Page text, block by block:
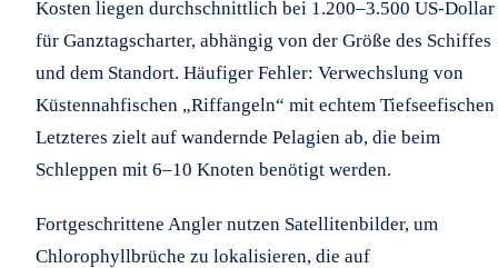
Kosten liegen durchschnittlich bei 1.200–3.500 US-Dollar
für Ganztagscharter, abhängig von der Größe des Schiffes
und dem Standort. Häufiger Fehler: Verwechslung von
Küstennahfischen „Riffangeln“ mit echtem Tiefseefischen
Letzteres zielt auf wandernde Pelagien ab, die beim
Schleppen mit 6–10 Knoten benötigt werden.
Fortgeschrittene Angler nutzen Satellitenbilder, um
Chlorophyllbrüche zu lokalisieren, die auf